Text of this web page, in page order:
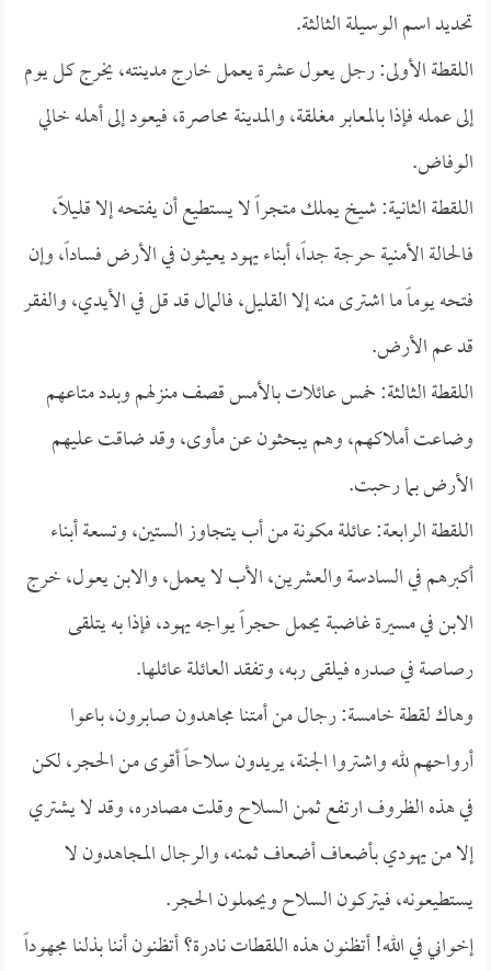
تحديد اسم الوسيلة الثالثة.
اللقطة الأولى: رجل يعول عشرة يعمل خارج مدينته، يخرج كل يوم
إلى عمله فإذا بالمعابر مغلقة، والمدينة محاصرة، فيعود إلى أهله خالي
الوفاض.
اللقطة الثانية: شيخ يملك متجراً لا يستطيع أن يفتحه إلا قليلاً،
فالحالة الأمنية حرجة جداً، أبناء يهود يعيثون في الأرض فساداً، وإن
فتحه يوماً ما اشترى منه إلا القليل، فالمال قد قل في الأيدي، والفقر
قد عم الأرض.
اللقطة الثالثة: خمس عائلات بالأمس قصف منزلهم وبدد متاعهم
وضاعت أملاكهم، وهم يبحثون عن مأوى، وقد ضاقت عليهم
الأرض بما رحبت.
اللقطة الرابعة: عائلة مكونة من أب يتجاوز الستين، وتسعة أبناء
أكبرهم في السادسة والعشرين، الأب لا يعمل، والابن يعول، خرج
الابن في مسيرة غاضبة يحمل حجراً يواجه يهود، فإذا به يتلقى
رصاصة في صدره فيلقى ربه، وتفقد العائلة عائلها.
وهاك لقطة خامسة: رجال من أمتنا مجاهدون صابرون، باعوا
أرواحهم لله واشتروا الجنة، يريدون سلاحاً أقوى من الحجر، لكن
في هذه الظروف ارتفع ثمن السلاح وقلت مصادره، وقد لا يشتري
إلا من يهودي بأضعاف أضعاف ثمنه، والرجال المجاهدون لا
يستطيعونه، فيتركون السلاح ويحملون الحجر.
إخواني في الله! أتظنون هذه اللقطات نادرة؟ أتظنون أننا بذلنا مجهوداً